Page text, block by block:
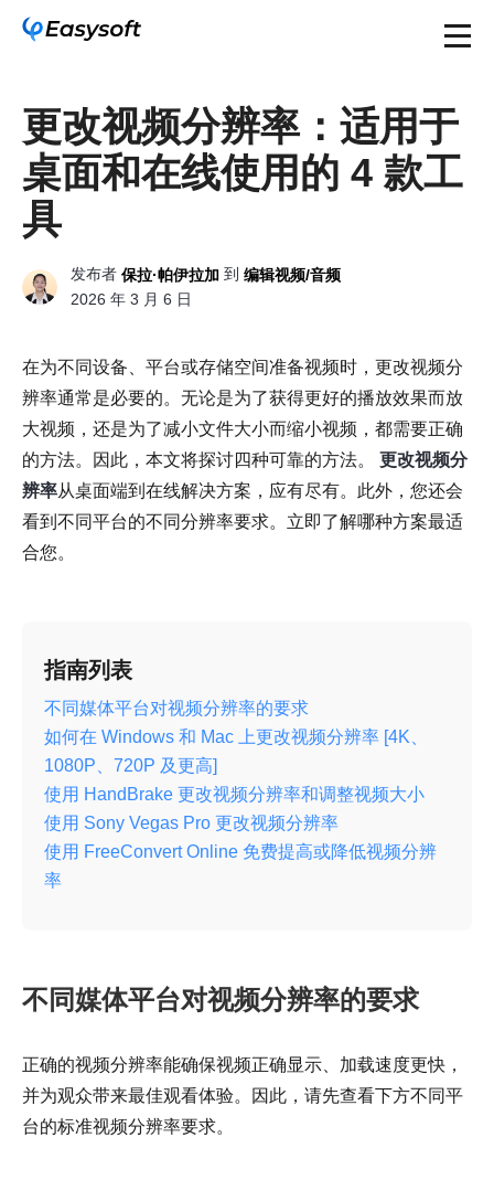
更改视频分辨率：适用于
桌面和在线使用的 4 款工
具
发布者 保拉·帕伊拉加 到 编辑视频/音频
2026 年 3 月 6 日
在为不同设备、平台或存储空间准备视频时，更改视频分
辨率通常是必要的。无论是为了获得更好的播放效果而放
大视频，还是为了减小文件大小而缩小视频，都需要正确
的方法。因此，本文将探讨四种可靠的方法。 更改视频分
辨率从桌面端到在线解决方案，应有尽有。此外，您还会
看到不同平台的不同分辨率要求。立即了解哪种方案最适
合您。
指南列表
不同媒体平台对视频分辨率的要求
如何在 Windows 和 Mac 上更改视频分辨率 [4K、
1080P、720P 及更高]
使用 HandBrake 更改视频分辨率和调整视频大小
使用 Sony Vegas Pro 更改视频分辨率
使用 FreeConvert Online 免费提高或降低视频分辨
率
不同媒体平台对视频分辨率的要求
正确的视频分辨率能确保视频正确显示、加载速度更快，
并为观众带来最佳观看体验。因此，请先查看下方不同平
台的标准视频分辨率要求。